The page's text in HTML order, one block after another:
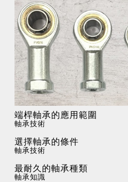
端桿軸承的應用範圍
軸承技術
選擇軸承的條件
軸承技術
最耐久的軸承種類
軸承知識